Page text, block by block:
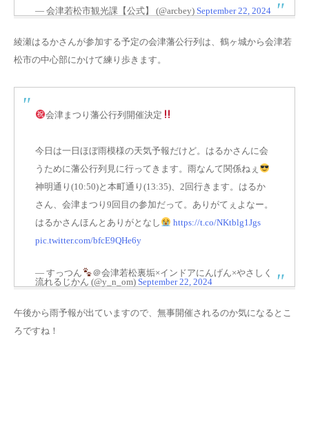
— 会津若松市観光課【公式】 (@arcbey) September 22, 2024
綾瀬はるかさんが参加する予定の会津藩公行列は、鶴ヶ城から会津若
松市の中心部にかけて練り歩きます。
会津まつり藩公行列開催決定
今日は一日ほぼ雨模様の天気予報だけど。はるかさんに会
うために藩公行列見に行ってきます。雨なんて関係ねぇ
神明通り(10:50)と本町通り(13:35)、2回行きます。はるか
さん、会津まつり9回目の参加だって。ありがてぇよなー。
はるかさんほんとありがとなし
https://t.co/NKtblg1Jgs
pic.twitter.com/bfcE9QHe6y
— すっつん
＠会津若松裏垢×インドアにんげん×やさしく
流れるじかん (@y_n_om) September 22, 2024
午後から雨予報が出ていますので、無事開催されるのか気になるとこ
ろですね！